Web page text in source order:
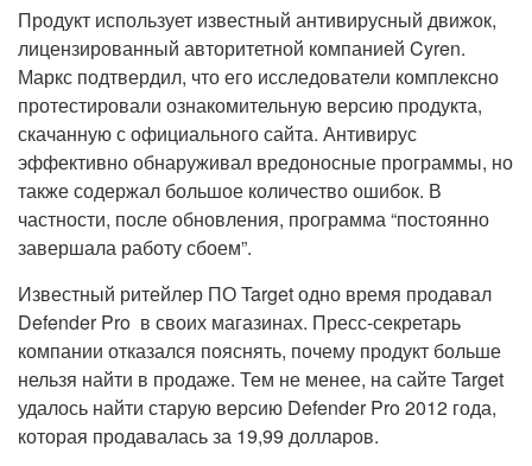
Продукт использует известный антивирусный движок,
лицензированный авторитетной компанией Cyren.
Маркс подтвердил, что его исследователи комплексно
протестировали ознакомительную версию продукта,
скачанную с официального сайта. Антивирус
эффективно обнаруживал вредоносные программы, но
также содержал большое количество ошибок. В
частности, после обновления, программа “постоянно
завершала работу сбоем”.
Известный ритейлер ПО Target одно время продавал
Defender Pro в своих магазинах. Пресс-секретарь
компании отказался пояснять, почему продукт больше
нельзя найти в продаже. Тем не менее, на сайте Target
удалось найти старую версию Defender Pro 2012 года,
которая продавалась за 19,99 долларов.